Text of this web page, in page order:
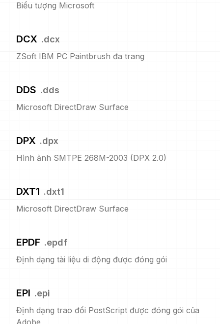
Biểu tượng Microsoft
DCX .dcx
ZSoft IBM PC Paintbrush đa trang
DDS .dds
Microsoft DirectDraw Surface
DPX .dpx
Hình ảnh SMTPE 268M-2003 (DPX 2.0)
DXT1 .dxt1
Microsoft DirectDraw Surface
EPDF .epdf
Định dạng tài liệu di động được đóng gói
EPI .epi
Định dạng trao đổi PostScript được đóng gói của
Adobe